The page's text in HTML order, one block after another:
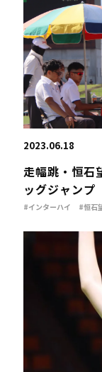
2023.06.18
走幅跳・恒石
ッグジャンプ
#インターハイ #恒石